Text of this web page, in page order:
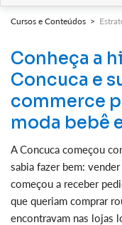
Cursos e Conteúdos >
Conheça a
Concuca e
commerce
moda bebê
A Concuca começou
sabia fazer bem:
começou a receber
que queriam comprar
encontravam nas lojas